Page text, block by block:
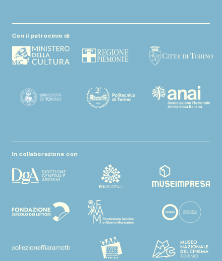
Con il patrocinio di
In collaborazione con